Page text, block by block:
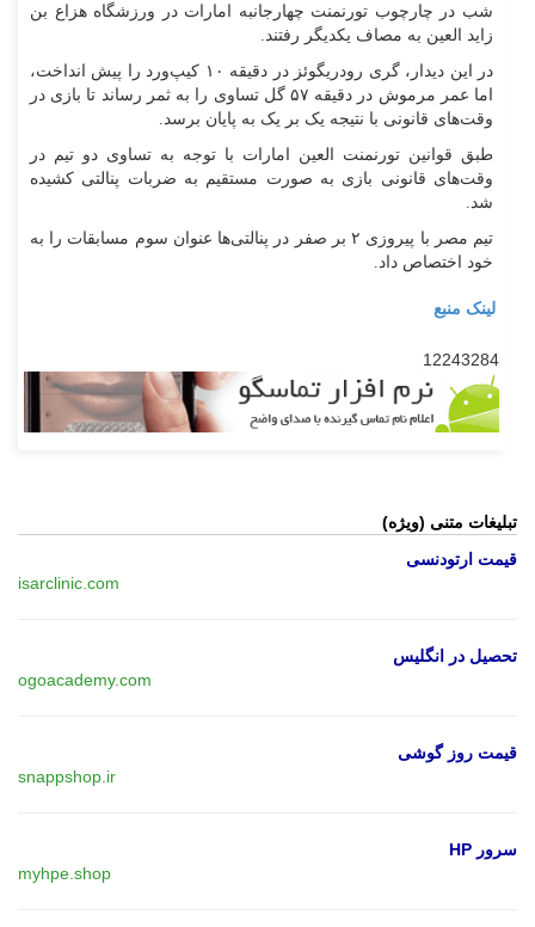
شب در چارچوب تورنمنت چهارجانبه امارات در ورزشگاه هزاع بن
زاید العین به مصاف یکدیگر رفتند.
در این دیدار، گری رودریگوئز در دقیقه ۱۰ کیپ‌ورد را پیش انداخت،
اما عمر مرموش در دقیقه ۵۷ گل تساوی را به ثمر رساند تا بازی در
وقت‌های قانونی با نتیجه یک بر یک به پایان برسد.
طبق قوانین تورنمنت العین امارات با توجه به تساوی دو تیم در
وقت‌های قانونی بازی به صورت مستقیم به ضربات پنالتی کشیده
شد.
تیم مصر با پیروزی ۲ بر صفر در پنالتی‌ها عنوان سوم مسابقات را به
خود اختصاص داد.
لینک منبع
12243284
تبلیغات متنی (ویژه)
قیمت ارتودنسی
isarclinic.com
تحصیل در انگلیس
ogoacademy.com
قیمت روز گوشی
snappshop.ir
سرور HP
myhpe.shop